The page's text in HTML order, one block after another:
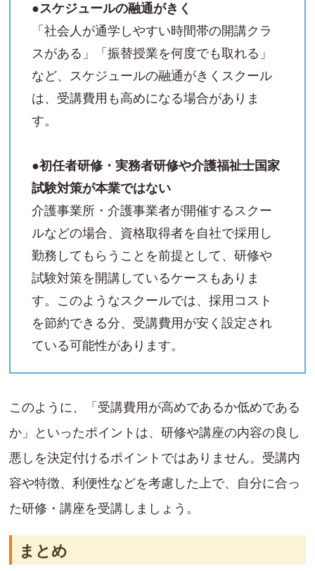
●スケジュールの融通がきく
「社会人が通学しやすい時間帯の開講クラ
スがある」「振替授業を何度でも取れる」
など、スケジュールの融通がきくスクール
は、受講費用も高めになる場合がありま
す。
●初任者研修・実務者研修や介護福祉士国家
試験対策が本業ではない
介護事業所・介護事業者が開催するスクー
ルなどの場合、資格取得者を自社で採用し
勤務してもらうことを前提として、研修や
試験対策を開講しているケースもありま
す。このようなスクールでは、採用コスト
を節約できる分、受講費用が安く設定され
ている可能性があります。
このように、「受講費用が高めであるか低めである
か」といったポイントは、研修や講座の内容の良し
悪しを決定付けるポイントではありません。受講内
容や特徴、利便性などを考慮した上で、自分に合っ
た研修・講座を受講しましょう。
まとめ